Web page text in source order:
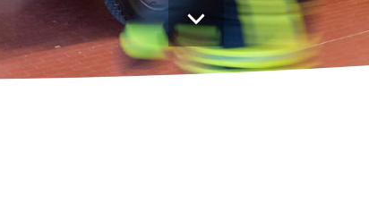
Praktikum und BUFDI